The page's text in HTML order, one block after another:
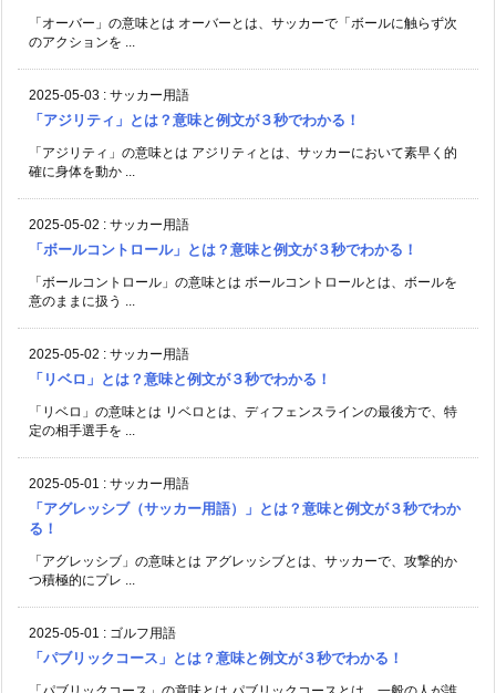
「オーバー」の意味とは オーバーとは、サッカーで「ボールに触らず次
のアクションを ...
2025-05-03 : サッカー用語
「アジリティ」とは？意味と例文が３秒でわかる！
「アジリティ」の意味とは アジリティとは、サッカーにおいて素早く的
確に身体を動か ...
2025-05-02 : サッカー用語
「ボールコントロール」とは？意味と例文が３秒でわかる！
「ボールコントロール」の意味とは ボールコントロールとは、ボールを
意のままに扱う ...
2025-05-02 : サッカー用語
「リベロ」とは？意味と例文が３秒でわかる！
「リベロ」の意味とは リベロとは、ディフェンスラインの最後方で、特
定の相手選手を ...
2025-05-01 : サッカー用語
「アグレッシブ（サッカー用語）」とは？意味と例文が３秒でわか
る！
「アグレッシブ」の意味とは アグレッシブとは、サッカーで、攻撃的か
つ積極的にプレ ...
2025-05-01 : ゴルフ用語
「パブリックコース」とは？意味と例文が３秒でわかる！